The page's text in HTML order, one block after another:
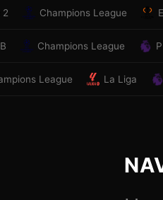
2 Champions League
Champions League
League La Liga